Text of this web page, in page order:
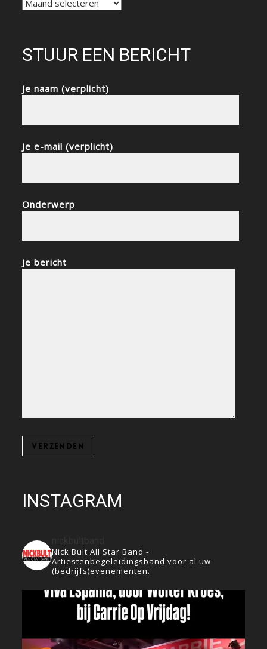
STUUR EEN BERICHT
Je naam (verplicht)
Je e-mail (verplicht)
Onderwerp
Je bericht
INSTAGRAM
Nick Bult All Star Band -
Artiestenbegeleidingsband voor al uw
(bedrijfs)evenementen.